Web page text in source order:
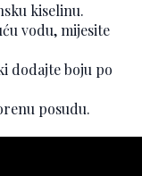
kiselinu.
vodu, mijesite
dodajte boju po
posudu.